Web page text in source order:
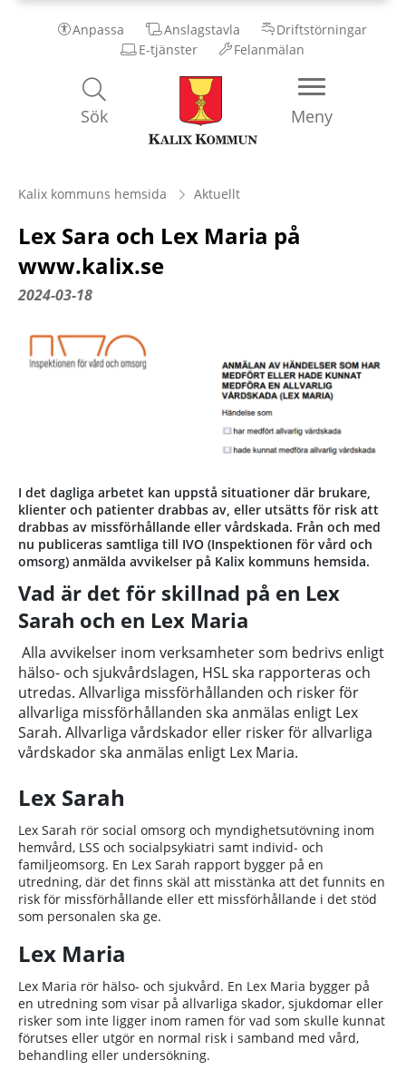
Anpassa Anslagstavla
Driftstörningar
E-tjänster
Felanmälan
Kalix
Kommun
Meny
Sök
Kalix kommuns hemsida Aktuellt
Lex Sara och Lex Maria på
www.kalix.se
2024-03-18
I det dagliga arbetet kan uppstå situationer där brukare,
klienter och patienter drabbas av, eller utsätts för risk att
drabbas av missförhållande eller vårdskada. Från och med
nu publiceras samtliga till IVO (Inspektionen för vård och
omsorg) anmälda avvikelser på Kalix kommuns hemsida.
Vad är det för skillnad på en Lex
Sarah och en Lex Maria
Alla avvikelser inom verksamheter som bedrivs enligt
hälso- och sjukvårdslagen, HSL ska rapporteras och
utredas. Allvarliga missförhållanden och risker för
allvarliga missförhållanden ska anmälas enligt Lex
Sarah. Allvarliga vårdskador eller risker för allvarliga
vårdskador ska anmälas enligt Lex Maria.
Lex Sarah
Lex Sarah rör social omsorg och myndighetsutövning inom
hemvård, LSS och socialpsykiatri samt individ- och
familjeomsorg. En Lex Sarah rapport bygger på en
utredning, där det finns skäl att misstänka att det funnits en
risk för missförhållande eller ett missförhållande i det stöd
som personalen ska ge.
Lex Maria
Lex Maria rör hälso- och sjukvård. En Lex Maria bygger på
en utredning som visar på allvarliga skador, sjukdomar eller
risker som inte ligger inom ramen för vad som skulle kunnat
förutses eller utgör en normal risk i samband med vård,
behandling eller undersökning.